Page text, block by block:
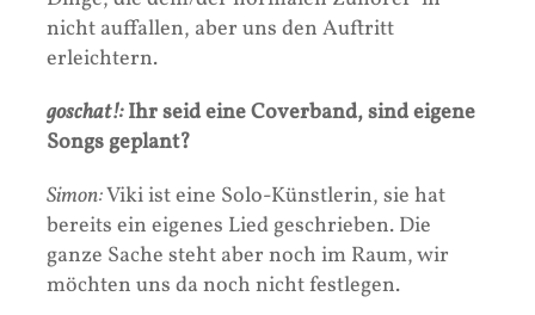
nicht auffallen, aber uns den Auftritt
erleichtern.
goschat!:Ihr seid eine Coverband, sind eigene
Songs geplant?
Simon:Viki ist eine Solo-Künstlerin, sie hat
bereits ein eigenes Lied geschrieben. Die
ganze Sache steht aber noch im Raum, wir
möchten uns da noch nicht festlegen.